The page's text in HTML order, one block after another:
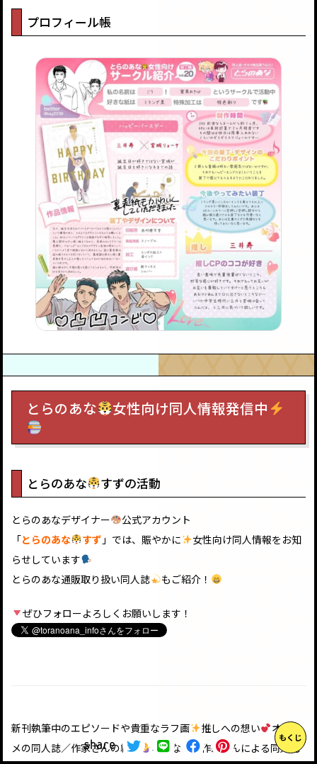
プロフィール帳
とらのあな 女性向け同人情報発信中
とらのあな すずの活動
とらのあなデザイナー
公式アカウント
「とらのあな すず 」では、賑やかに
女性向け同人情報をお知
らせしています
とらのあな通販取り扱い同人誌
もご紹介！
ぜひフォローよろしくお願いします！
新刊執筆中のエピソードや貴重なラフ画 推しへの想い
オスス
メの同人誌／作家さんの紹介
などなど…作家さんによる同人誌
もくじ
share